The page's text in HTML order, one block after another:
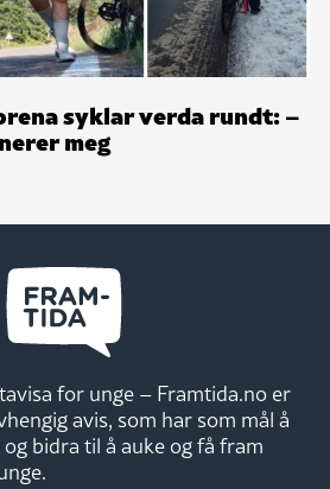
syklar verda rundt: –
meg
for unge – Framtida.no er
avis, som har som mål å
bidra til å auke og få fram